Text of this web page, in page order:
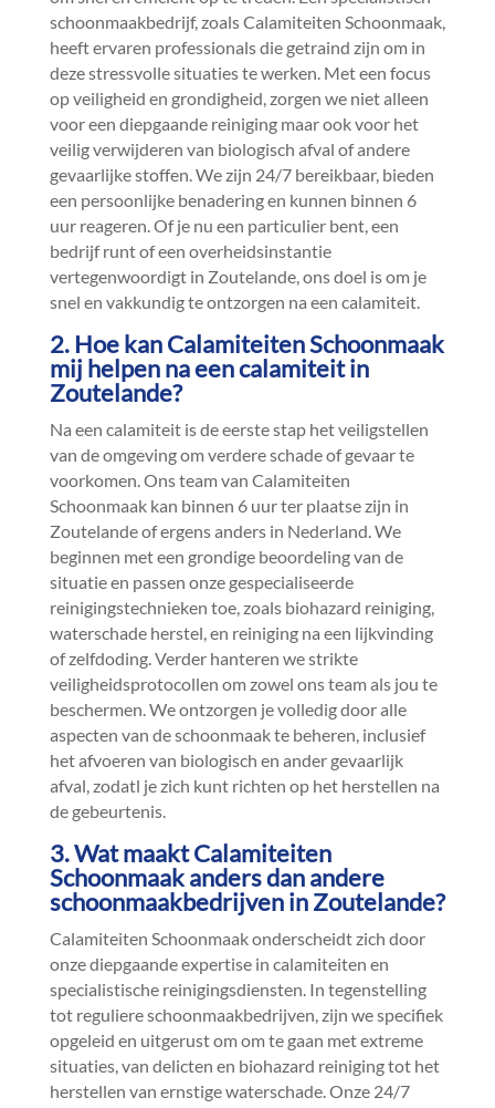
schoonmaakbedrijf, zoals Calamiteiten Schoonmaak,
heeft ervaren professionals die getraind zijn om in
deze stressvolle situaties te werken.​ Met een focus
op veiligheid en grondigheid, zorgen we niet alleen
voor een diepgaande reiniging maar ook voor het
veilig verwijderen van biologisch afval of andere
gevaarlijke stoffen.​ We zijn 24/7 bereikbaar, bieden
een persoonlijke benadering en kunnen binnen 6
uur reageren.​ Of je nu een particulier bent, een
bedrijf runt of een overheidsinstantie
vertegenwoordigt in Zoutelande, ons doel is om je
snel en vakkundig te ontzorgen na een calamiteit.​
2.​ Hoe kan Calamiteiten Schoonmaak
mij helpen na een calamiteit in
Zoutelande?
Na een calamiteit is de eerste stap het veiligstellen
van de omgeving om verdere schade of gevaar te
voorkomen.​ Ons team van Calamiteiten
Schoonmaak kan binnen 6 uur ter plaatse zijn in
Zoutelande of ergens anders in Nederland.​ We
beginnen met een grondige beoordeling van de
situatie en passen onze gespecialiseerde
reinigingstechnieken toe, zoals biohazard reiniging,
waterschade herstel, en reiniging na een lijkvinding
of zelfdoding.​ Verder hanteren we strikte
veiligheidsprotocollen om zowel ons team als jou te
beschermen.​ We ontzorgen je volledig door alle
aspecten van de schoonmaak te beheren, inclusief
het afvoeren van biologisch en ander gevaarlijk
afval, zodatl je zich kunt richten op het herstellen na
de gebeurtenis.​
3.​ Wat maakt Calamiteiten
Schoonmaak anders dan andere
schoonmaakbedrijven in Zoutelande?
Calamiteiten Schoonmaak onderscheidt zich door
onze diepgaande expertise in calamiteiten en
specialistische reinigingsdiensten.​ In tegenstelling
tot reguliere schoonmaakbedrijven, zijn we specifiek
opgeleid en uitgerust om om te gaan met extreme
situaties, van delicten en biohazard reiniging tot het
herstellen van ernstige waterschade.​ Onze 24/7